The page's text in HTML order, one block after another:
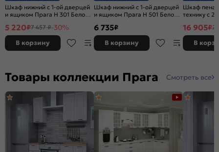
Шкаф нижний с 1-ой дверцей
и ящиком Прага Н 301 Белое
5 220₽7 457 ₽-30%
В корзину
Шкаф нижний с 1-ой дверцей
и ящиком Прага Н 501 Белое
6 735₽
В корзину
Шкаф
технику с
шкафов
дерево-
16 905₽
В
Товары коллекции Прага Смотреть все